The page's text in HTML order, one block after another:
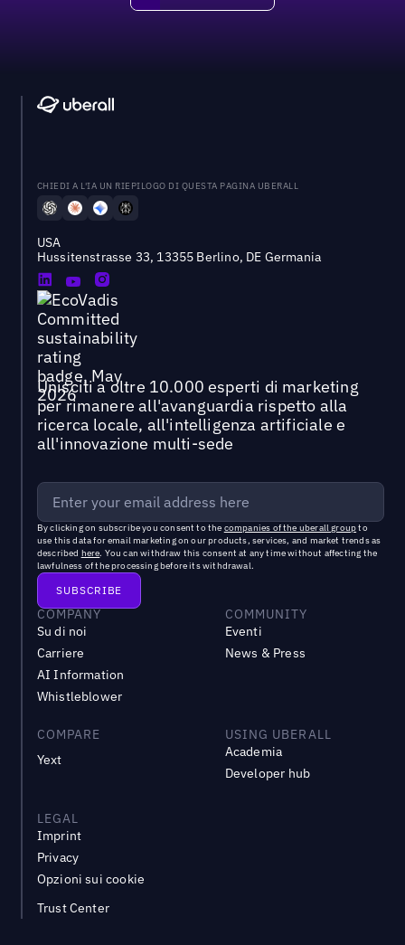
CHIEDI A L'IA UN RIEPILOGO DI QUESTA PAGINA UBERALL
USA
Hussitenstrasse 33, 13355 Berlino, DE Germania
Unisciti a oltre 10.000 esperti di marketing
per rimanere all'avanguardia rispetto alla
ricerca locale, all'intelligenza artificiale e
all'innovazione multi-sede
By clicking on subscribe you consent to the companies of the uberall groupto
use this data for email marketing on our products, services, and market trends as
described here. You can withdraw this consent at any time without affecting the
lawfulness of the processing before its withdrawal.
COMPANY
Su di noi
Carriere
AI Information
Whistleblower
COMMUNITY
Eventi
News & Press
COMPARE
Yext
USING UBERALL
Academia
Developer hub
LEGAL
Imprint
Privacy
Opzioni sui cookie
Trust Center